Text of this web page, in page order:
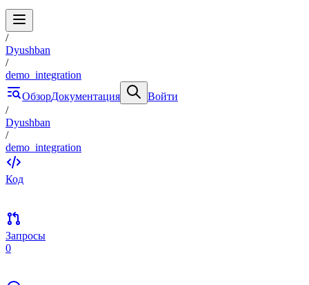
/
Dyushban
/
demo_integration
ОбзорДокументация
Войти
/
Dyushban
/
demo_integration
Код
Запросы
0